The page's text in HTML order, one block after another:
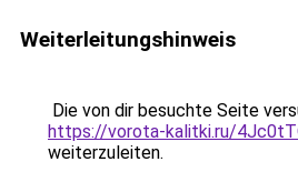
Weiterleitungshinweis
Die von dir besuchte Seite
https://vorota-kalitki.ru/
weiterzuleiten.